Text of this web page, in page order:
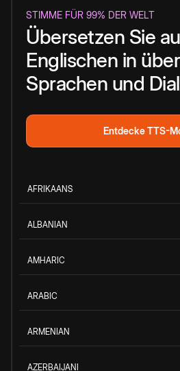
STIMME FÜR 99% DER WELT
Übersetzen Sie
Englischen in
Sprachen und
Entdecke TTS-
AFRIKAANS
ALBANIAN
AMHARIC
ARABIC
ARMENIAN
AZERBAIJANI